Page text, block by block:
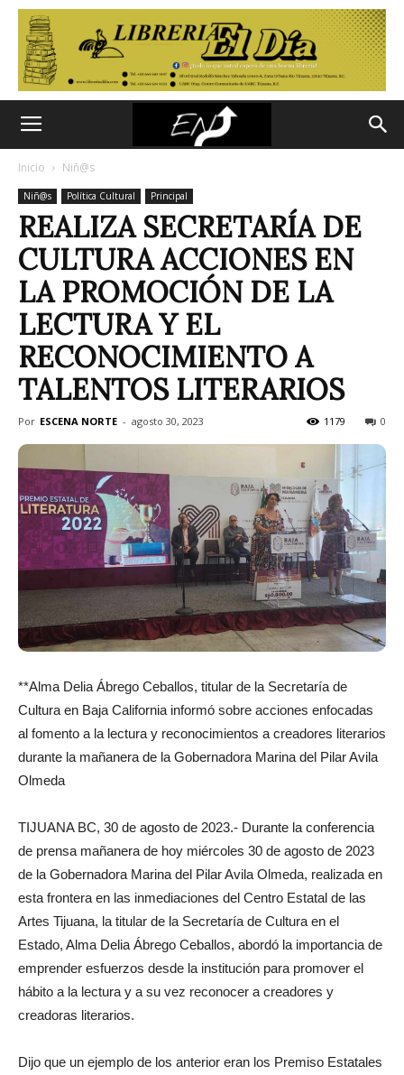
Inicio Niñ@s
Niñ@s Política Cultural Principal
REALIZA SECRETARÍA DE
CULTURA ACCIONES EN
LA PROMOCIÓN DE LA
LECTURA Y EL
RECONOCIMIENTO A
TALENTOS LITERARIOS
Por ESCENA NORTE - agosto 30, 2023 0
1179
**Alma Delia Ábrego Ceballos, titular de la Secretaría de
Cultura en Baja California informó sobre acciones enfocadas
al fomento a la lectura y reconocimientos a creadores literarios
durante la mañanera de la Gobernadora Marina del Pilar Avila
Olmeda
TIJUANA BC, 30 de agosto de 2023.- Durante la conferencia
de prensa mañanera de hoy miércoles 30 de agosto de 2023
de la Gobernadora Marina del Pilar Avila Olmeda, realizada en
esta frontera en las inmediaciones del Centro Estatal de las
Artes Tijuana, la titular de la Secretaría de Cultura en el
Estado, Alma Delia Ábrego Ceballos, abordó la importancia de
emprender esfuerzos desde la institución para promover el
hábito a la lectura y a su vez reconocer a creadores y
creadoras literarios.
Dijo que un ejemplo de los anterior eran los Premiso Estatales